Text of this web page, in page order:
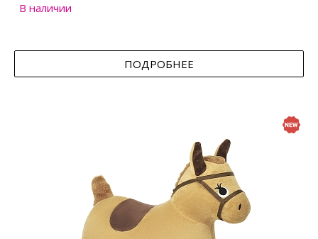
В наличии
ПОДРОБНЕЕ